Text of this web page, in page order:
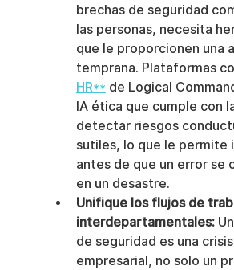
brechas de seguridad
las personas, necesita
que le proporcionen una
temprana. Plataformas
HR** de Logical
IA ética que cumple con
detectar riesgos
sutiles, lo que le permite
antes de que un error se
en un desastre.
Unifique los flujos de
interdepartamentales:
de seguridad es una crisis
empresarial, no solo un